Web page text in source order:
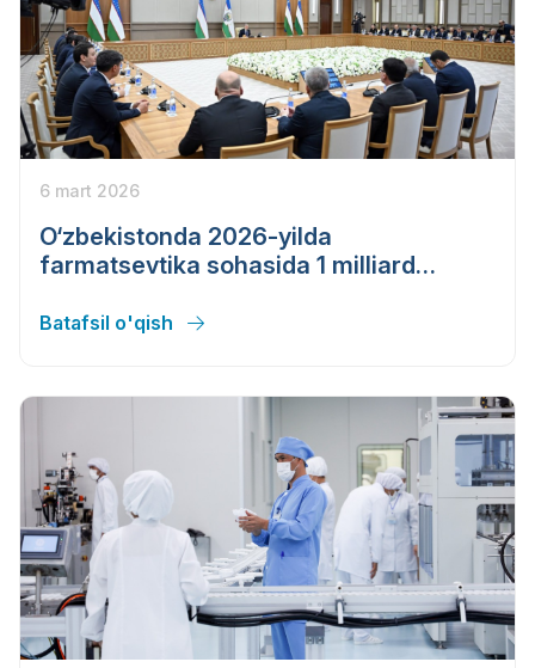
6 mart 2026
O‘zbekistonda 2026-yilda
farmatsevtika sohasida 1 milliard
ishga tushiriladi.
Batafsil o'qish